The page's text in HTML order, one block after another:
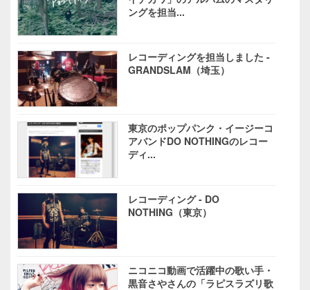
ングを担当...
レコーディングを担当しました -
GRANDSLAM（埼玉）
東京のポップパンク・イージーコ
アバンドDO NOTHINGのレコー
ディ...
レコーディング - DO
NOTHING（東京）
ニコニコ動画で活躍中の歌い手・
黒音さやさんの「ラピスラズリ歌